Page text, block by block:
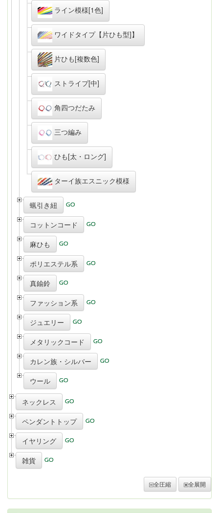
ライン模様[1色]
ワイドタイプ【片ひも型]】
片ひも[複数色]
ストライプ[中]
角四つだたみ
三つ編み
ひも[太・ロング]
ターイ族エスニック模様
蝋引き紐
コットンコード
麻ひも
ポリエステル系
真鍮鈴
ファッション系
ジュエリー
メタリックコード
カレン族・シルバー
ウール
ネックレス
ペンダントトップ
イヤリング
雑貨
全圧縮 全展開